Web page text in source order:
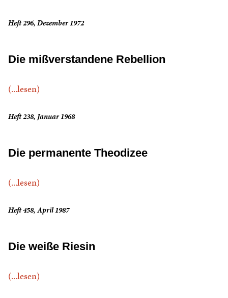
Heft 296, Dezember 1972
Die mißverstandene Rebellion
(...lesen)
Heft 238, Januar 1968
Die permanente Theodizee
(...lesen)
Heft 458, April 1987
Die weiße Riesin
(...lesen)